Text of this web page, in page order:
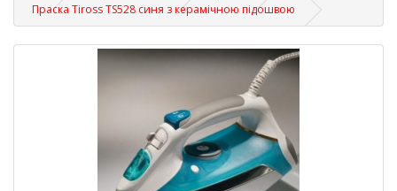
Праска Tiross TS528 синя з керамічною підошвою